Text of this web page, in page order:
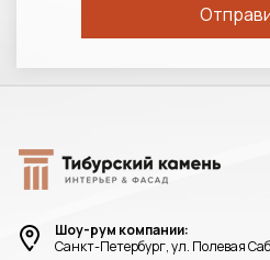
Шоу-рум компании:
Санкт-Петербург, ул. Полевая